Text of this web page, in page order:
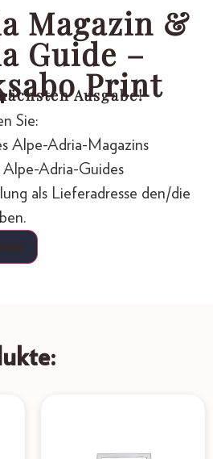
Magazin &
Guide –
Print
Ausgabe!
Sie:
Alpe-Adria-Magazins
Alpe-Adria-Guides
als Lieferadresse den/die